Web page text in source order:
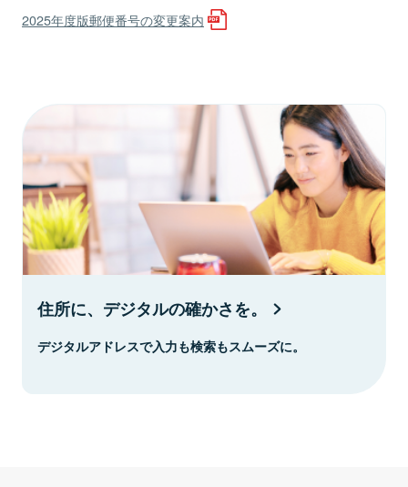
2025年度版郵便番号の変更案内
住所に、デジタルの確かさを。
デジタルアドレスで入力も検索もスムーズに。